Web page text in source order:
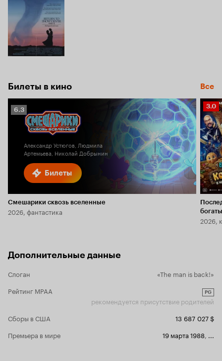
Билеты в кино Все
Билеты
Рейтинг
Кинопоиска
6.3
Александр Устюгов, Людмила
Артемьева, Николай Добрынин
Смешарики сквозь вселенные
2026, фантастика
3.0
3.0
2026,
Дополнительные данные
Слоган
«The man is back!»
Рейтинг MPAA
PG
рекомендуется присутствие родителей
Сборы в США
13 687 027 $
Премьера в мире
19 марта 1988, ...